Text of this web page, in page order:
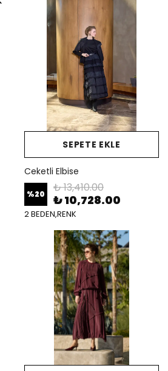
SEPETE EKLE
Ceketli Elbise
%20 ₺ 13,410.00
₺ 10,728.00
2 BEDEN,RENK